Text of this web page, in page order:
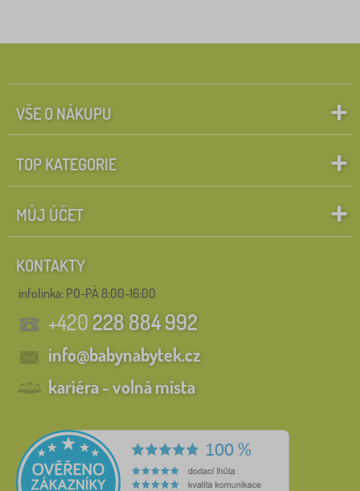
VŠE O NÁKUPU
TOP KATEGORIE
MŮJ ÚČET
KONTAKTY
infolinka: PO-PÁ 8:00-16:00
+420228 884 992
info@babynabytek.cz
kariéra - volná místa